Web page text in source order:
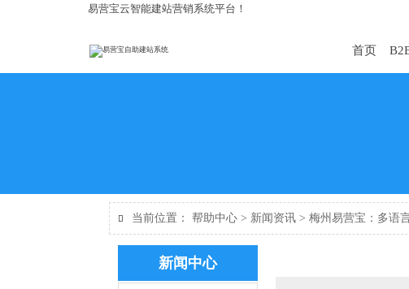
易营宝云智能建站营销系统平台！
首页
 当前位置：帮助中心 > 新闻资讯 >梅州易营宝：多语
新闻中心